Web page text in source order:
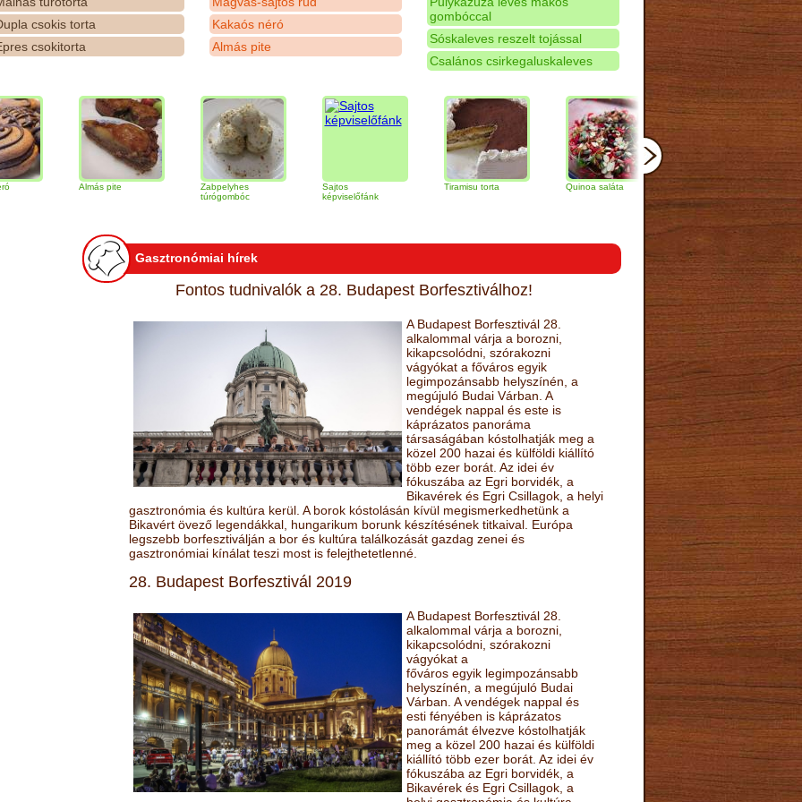
csokis torta
csokitorta
Kakaós néró
Almás pite
gombóccal
Sóskaleves reszelt tojással
Csalános csirkegaluskaleves
Almás pite
Zabpelyhes
túrógombóc
képviselőfánk
Tiramisu torta Quinoa saláta Mandulás kifli
Gasztronómiai hírek
Fontos tudnivalók a 28. Budapest Borfesztiválhoz!
A Budapest Borfesztivál 28.
alkalommal várja a borozni,
kikapcsolódni, szórakozni
vágyókat a főváros egyik
legimpozánsabb helyszínén, a
megújuló Budai Várban. A
vendégek nappal és este is
káprázatos panoráma
társaságában kóstolhatják meg a
közel 200 hazai és külföldi kiállító
több ezer borát. Az idei év
fókuszába az Egri borvidék, a
Bikavérek és Egri Csillagok, a helyi
gasztronómia és kultúra kerül. A borok kóstolásán kívül megismerkedhetünk a
Bikavért övező legendákkal, hungarikum borunk készítésének titkaival. Európa
legszebb borfesztiválján a bor és kultúra találkozását gazdag zenei és
gasztronómiai kínálat teszi most is felejthetetlenné.
28. Budapest Borfesztivál 2019
A Budapest Borfesztivál 28.
alkalommal várja a borozni,
kikapcsolódni, szórakozni
vágyókat a
főváros egyik legimpozánsabb
helyszínén, a megújuló Budai
Várban. A vendégek nappal és
esti fényében is káprázatos
panorámát élvezve kóstolhatják
meg a közel 200 hazai és külföldi
kiállító több ezer borát. Az idei év
fókuszába az Egri borvidék, a
Bikavérek és Egri Csillagok, a